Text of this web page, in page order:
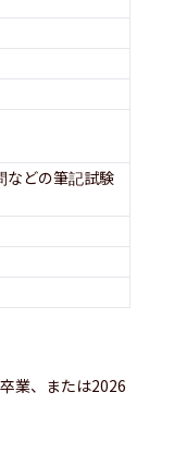
などの筆記試験
業、または2026